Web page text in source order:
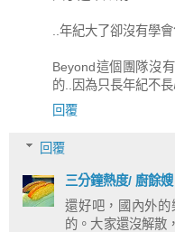
..年紀大了卻沒有學
Beyond這個團隊沒
的..因為只長年紀不
回覆
回覆
三分鐘熱度/ 廚餘嫂
還好吧，國內外
的。大家還沒解散